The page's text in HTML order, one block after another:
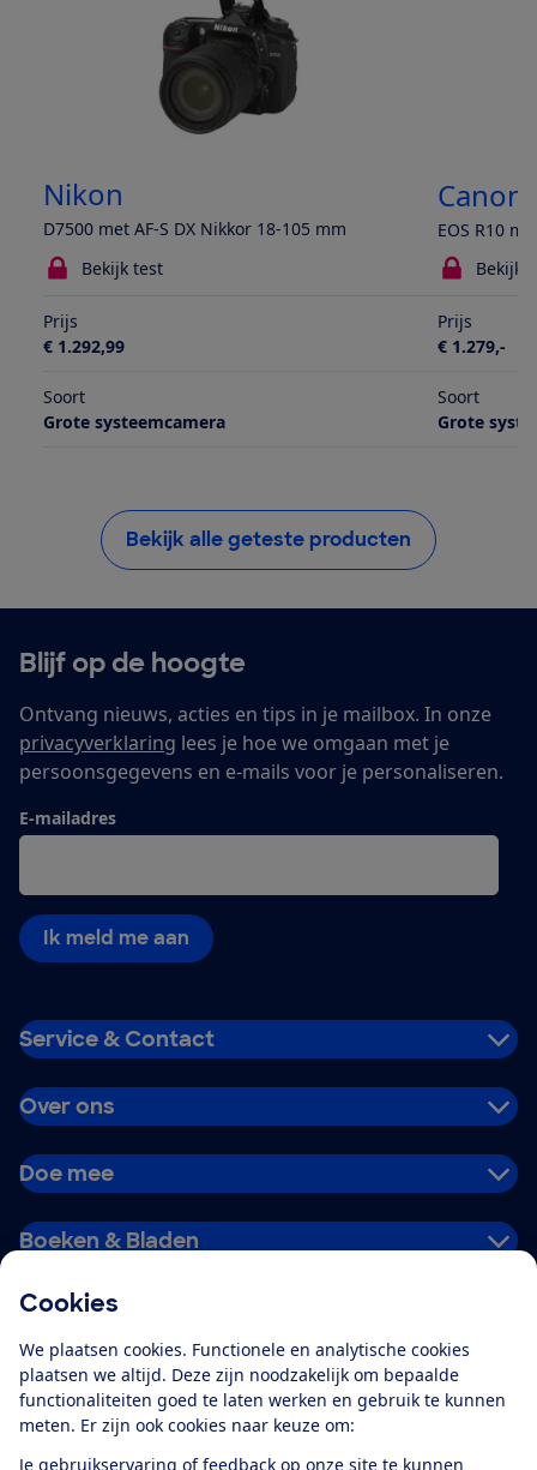
Cookies
We plaatsen cookies. Functionele en analytische cookies
plaatsen we altijd. Deze zijn noodzakelijk om bepaalde
functionaliteiten goed te laten werken en gebruik te kunnen
meten. Er zijn ook cookies naar keuze om:
Je gebruikservaring of feedback op onze site te kunnen
Nikon
D7500 met AF-S DX Nikkor 18-105 mm
Canon
EOS R10
Bekijk test
Bekijk
Prijs
€ 1.292,99
Prijs
€ 1.279,-
Soort
Grote systeemcamera
Soort
Grote
Bekijk alle geteste producten
Blijf op de hoogte
Ontvang nieuws, acties en tips in je mailbox. In onze
privacyverklaring lees je hoe we omgaan met je
persoonsgegevens en e-mails voor je personaliseren.
E-mailadres
Ik meld me aan
Service & Contact
Over ons
Doe mee
Boeken & Bladen
Alles over de